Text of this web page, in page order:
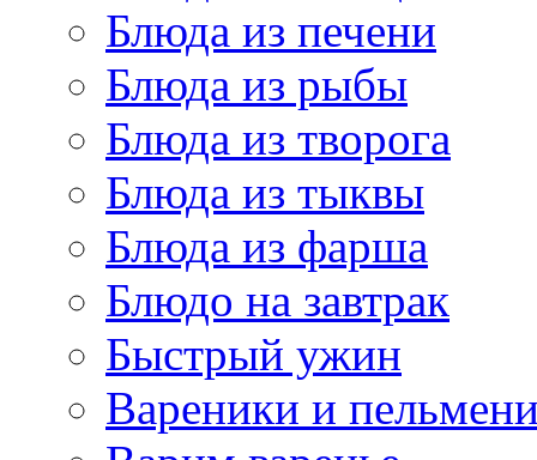
Блюда из печени
Блюда из рыбы
Блюда из творога
Блюда из тыквы
Блюда из фарша
Блюдо на завтрак
Быстрый ужин
Вареники и